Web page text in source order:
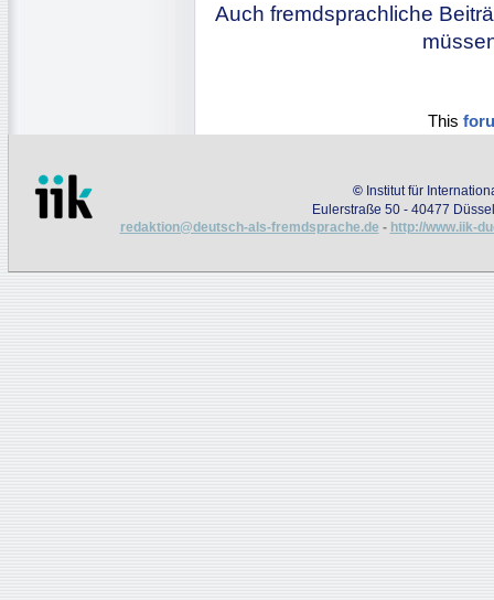
Auch fremdsprachliche
This
© Institut für
Eulerstraße 50 - 40477
redaktion@deutsch-als-fremdsprache.de - http://www.iik-